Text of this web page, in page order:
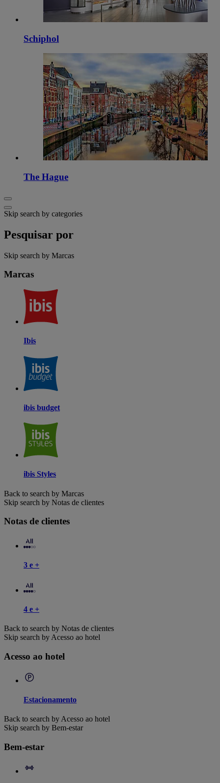
Schiphol
The Hague
Skip search by categories
Pesquisar por
Skip search by Marcas
Marcas
Ibis
ibis budget
ibis Styles
Back to search by Marcas
Skip search by Notas de clientes
Notas de clientes
3 e +
4 e +
Back to search by Notas de clientes
Skip search by Acesso ao hotel
Acesso ao hotel
Estacionamento
Back to search by Acesso ao hotel
Skip search by Bem-estar
Bem-estar